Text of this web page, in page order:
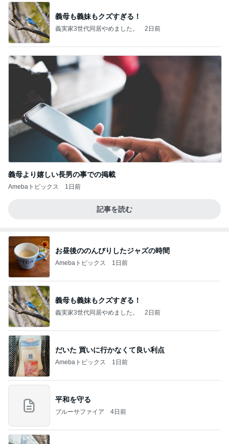
義母も義妹もクズすぎる！
義実家3世代同居やめました。 2日前
義母より嬉しい長男の事での掲載
Amebaトピックス 1日前
記事を読む
お昼後ののんびりしたジャズの時間
Amebaトピックス 1日前
義母も義妹もクズすぎる！
義実家3世代同居やめました。 2日前
だいた 買いに行かなくて良い利点
Amebaトピックス 1日前
平和を守る
ブルーサファイア 4日前